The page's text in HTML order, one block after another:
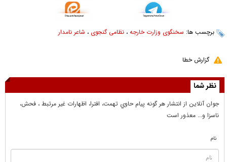
برچسب ها: سخنگوی وزارت خارجه ، نظامی گنجوی ، شاعر نامدار
گزارش خطا
نظر شما
جوان آنلاين از انتشار هر گونه پيام حاوي تهمت، افترا، اظهارات غير مرتبط ، فحش،
ناسزا و... معذور است
نام